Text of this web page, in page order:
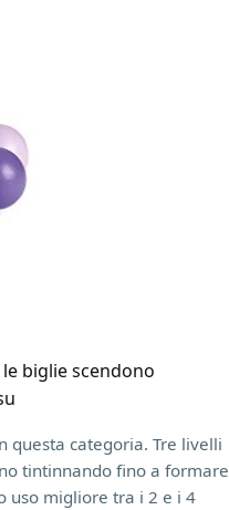
biglie scendono
questa categoria. Tre livelli
tintinnando fino a formare
uso migliore tra i 2 e i 4